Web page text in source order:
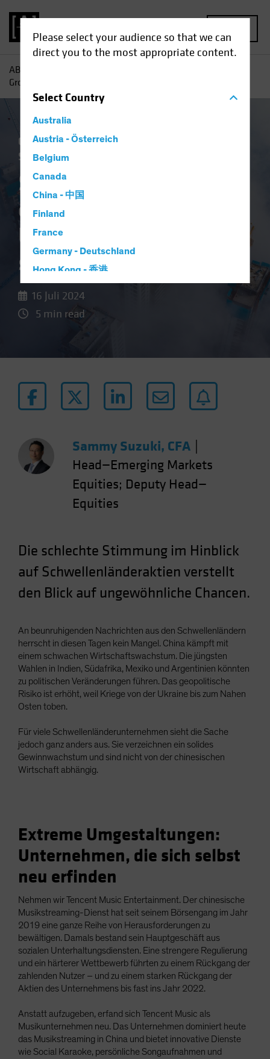
Please select your audience so that we can
direct you to the most appropriate content.
SelectCountry
Australia
Austria - Österreich
Belgium
Canada
China - 中国
Finland
France
Germany - Deutschland
Hong Kong - 香港
Luxembourg and Other EMEA
Netherlands
Other Asia-Pacific
Poland
Spain
Sweden
Switzerland
United States (US Citizens)
US (Non-US Citizens/NRC)
AB
Großartige Unternehmen in schwierigem Umfeld
China Gesetzliche Auflagen
Schwellenländer
Schwellenländerakti
en: Großartige
Unternehmen in
schwierigem Umfeld
16 Juli 2024
5 min read
Sammy Suzuki, CFA
Head—Emerging Markets
Equities; Deputy Head—
Equities
Die schlechte Stimmung im Hinblick
auf Schwellenländeraktien verstellt
den Blick auf ungewöhnliche Chancen.
An beunruhigenden Nachrichten aus den Schwellenländern
herrscht in diesen Tagen kein Mangel. China kämpft mit
einem schwachen Wirtschaftswachstum. Die jüngsten
Wahlen in Indien, Südafrika, Mexiko und Argentinien könnten
zu politischen Veränderungen führen. Das geopolitische
Risiko ist erhöht, weil Kriege von der Ukraine bis zum Nahen
Osten toben.
Für viele Schwellenländerunternehmen sieht die Sache
jedoch ganz anders aus. Sie verzeichnen ein solides
Gewinnwachstum und sind nicht von der chinesischen
Wirtschaft abhängig.
Extreme Umgestaltungen:
Unternehmen, die sich selbst
neu erfinden
Nehmen wir Tencent Music Entertainment. Der chinesische
Musikstreaming-Dienst hat seit seinem Börsengang im Jahr
2019 eine ganze Reihe von Herausforderungen zu
bewältigen. Damals bestand sein Hauptgeschäft aus
sozialen Unterhaltungsdiensten. Eine strengere Regulierung
und ein härterer Wettbewerb führten zu einem Rückgang der
zahlenden Nutzer – und zu einem starken Rückgang der
Aktien des Unternehmens bis fast ins Jahr 2022.
Anstatt aufzugeben, erfand sich Tencent Music als
Musikunternehmen neu. Das Unternehmen dominiert heute
das Musikstreaming in China und bietet innovative Dienste
wie Social Karaoke, persönliche Songaufnahmen und